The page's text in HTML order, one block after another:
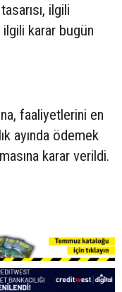
ilgili
ilgili karar bugün
faaliyetlerini en
ayında ödemek
karar verildi.